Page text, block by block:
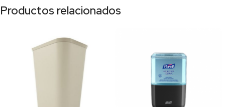
Productos relacionados